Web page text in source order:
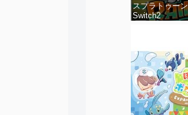
スプラトゥー
Switch2